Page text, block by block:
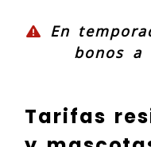
En
bonos a
Tarifas